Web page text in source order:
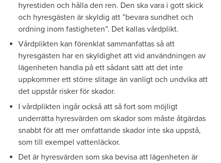
hyrestiden och hålla den ren. Den ska vara i gott skick
och hyresgästen är skyldig att ”bevara sundhet och
ordning inom fastigheten”. Det kallas vårdplikt.
Vårdplikten kan förenklat sammanfattas så att
hyresgästen har en skyldighet att vid användningen av
lägenheten handla på ett sådant sätt att det inte
uppkommer ett större slitage än vanligt och undvika att
det uppstår risker för skador.
I vårdplikten ingår också att så fort som möjligt
underrätta hyresvärden om skador som måste åtgärdas
snabbt för att mer omfattande skador inte ska uppstå,
som till exempel vattenläckor.
Det är hyresvärden som ska bevisa att lägenheten är